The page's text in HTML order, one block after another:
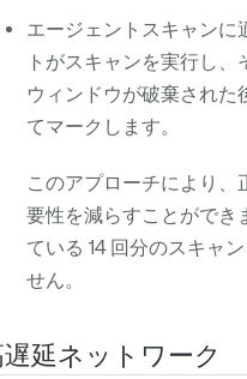
エージェントスキャンに
トがスキャンを実行し
ウィンドウが破棄され
てマークします。
このアプローチにより
要性を減らすことができ
ている 14 回分のスキャ
せん。
遅延ネットワーク